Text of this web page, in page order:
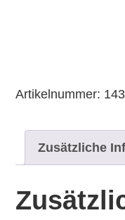
Artikelnummer:
Zusätzliche